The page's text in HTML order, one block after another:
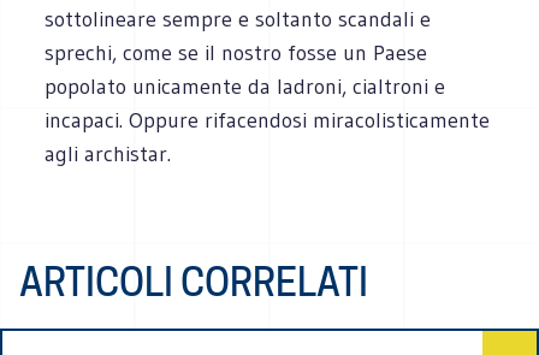
sottolineare sempre e soltanto scandali e
sprechi, come se il nostro fosse un Paese
popolato unicamente da ladroni, cialtroni e
incapaci. Oppure rifacendosi miracolisticamente
agli archistar.
ARTICOLI CORRELATI